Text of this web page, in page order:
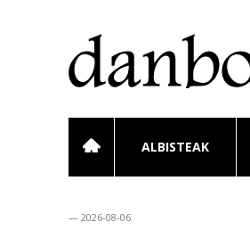
ALBISTEAK
— 2026-08-06